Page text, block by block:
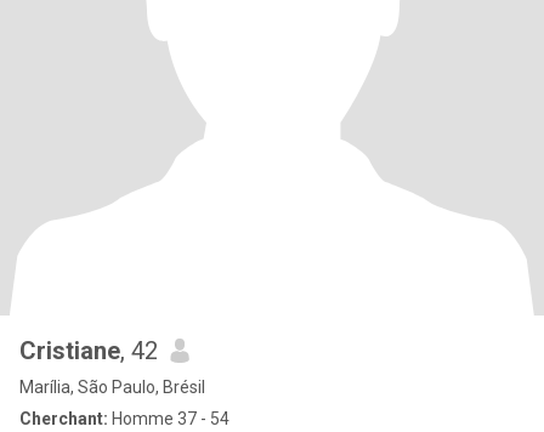
Cristiane, 42
Marília, São Paulo, Brésil
Cherchant: Homme 37 - 54